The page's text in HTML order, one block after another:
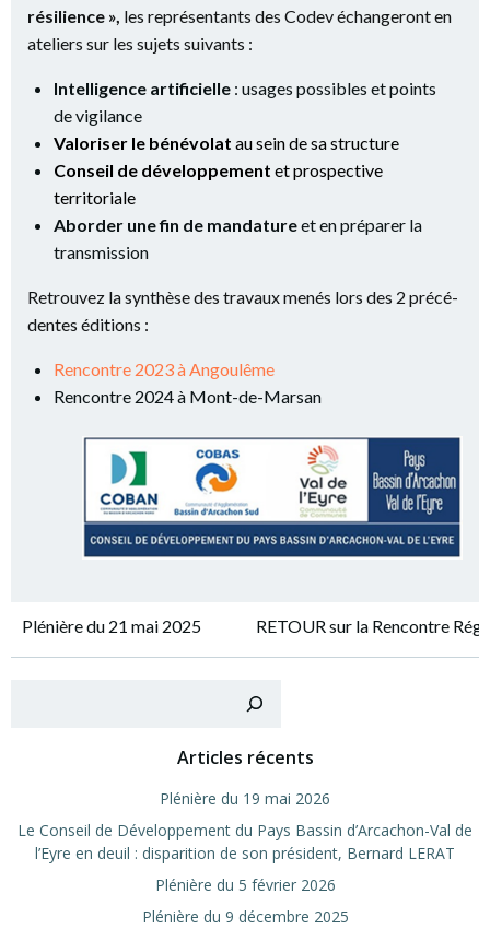
rési­lience », les repré­sen­tants des Codev échan­ge­ront en
ate­liers sur les sujets suivants :
Intel­li­gence arti­fi­cielle : usages pos­sibles et points
de vigilance
Valo­ri­ser le béné­vo­lat au sein de sa structure
Conseil de déve­lop­pe­ment et pros­pec­tive
territoriale
Abor­der une fin de man­da­tureet en pré­pa­rer la
transmission
Retrou­vez la syn­thèse des tra­vaux menés lors des 2 pré­cé­
dentes éditions :
Ren­contre 2023 à Angoulême
Ren­contre 2024 à Mont-de-Marsan
Navigation
Plé­nière du 21 mai 2025
Navigation
de
RETOUR sur la Ren­contre
Articles récents
Plé­nière du 19 mai 2026
Le Conseil de Déve­lop­pe­ment du Pays Bas­sin d’Arcachon-Val de
l’Eyre en deuil : dis­pa­ri­tion de son pré­sident, Ber­nard LERAT
Plé­nière du 5 février 2026
Plé­nière du 9 décembre 2025